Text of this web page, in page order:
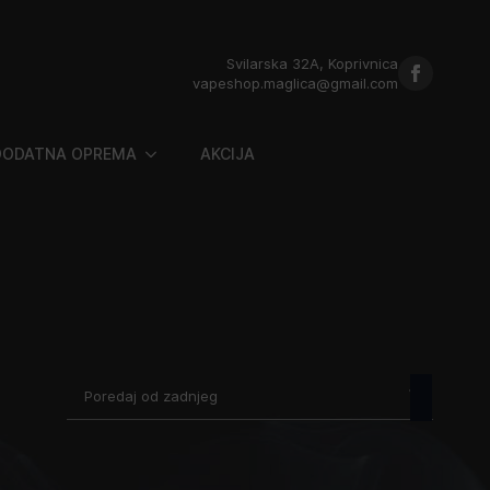
Svilarska 32A, Koprivnica
vapeshop.maglica@gmail.com
OPREMA AKCIJA